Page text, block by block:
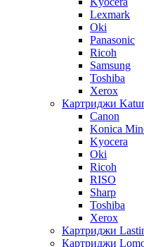
Lexmark
Oki
Panasonic
Ricoh
Samsung
Toshiba
Xerox
Картриджи
Canon
Konica
Kyocera
Oki
Ricoh
RISO
Sharp
Toshiba
Xerox
Картриджи
Картриджи